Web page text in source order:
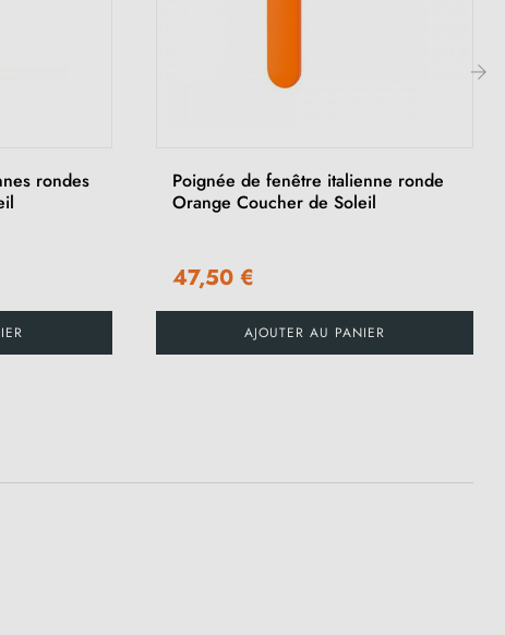
rondes
Poignée de fenêtre italienne ronde
Orange Coucher de Soleil
47,50 €
AJOUTER AU PANIER